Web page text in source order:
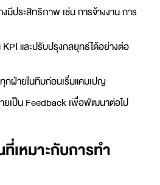
ประสิทธิภาพ เช่น การจ้างงาน การ
และปรับปรุงกลยุทธ์ได้อย่างต่อ
กฝ่ายในทีมก่อนเริ่มแคมเปญ
เป็น Feedback เพื่อพัฒนาต่อไป
เหมาะกับการทำ